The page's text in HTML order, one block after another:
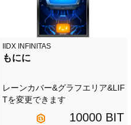
IIDX INFINITAS
もにに
レーンカバー&グラフエリア&LIF
Tを変更できます
10000 BIT